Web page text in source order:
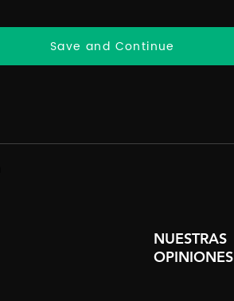
Save and Continue
NUESTRAS
OPINIONES